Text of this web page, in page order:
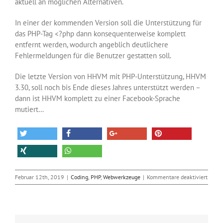
In einer der kommenden Version soll die Unterstützung für
das PHP-Tag <?php dann konsequenterweise komplett
entfernt werden, wodurch angeblich deutlichere
Fehlermeldungen für die Benutzer gestatten soll.
Die letzte Version von HHVM mit PHP-Unterstützung, HHVM
3.30, soll noch bis Ende dieses Jahres unterstützt werden –
dann ist HHVM komplett zu einer Facebook-Sprache
mutiert…
Februar 12th, 2019 | Coding PHP, Webwerkzeuge | Kommentare deaktiviertfür
Das